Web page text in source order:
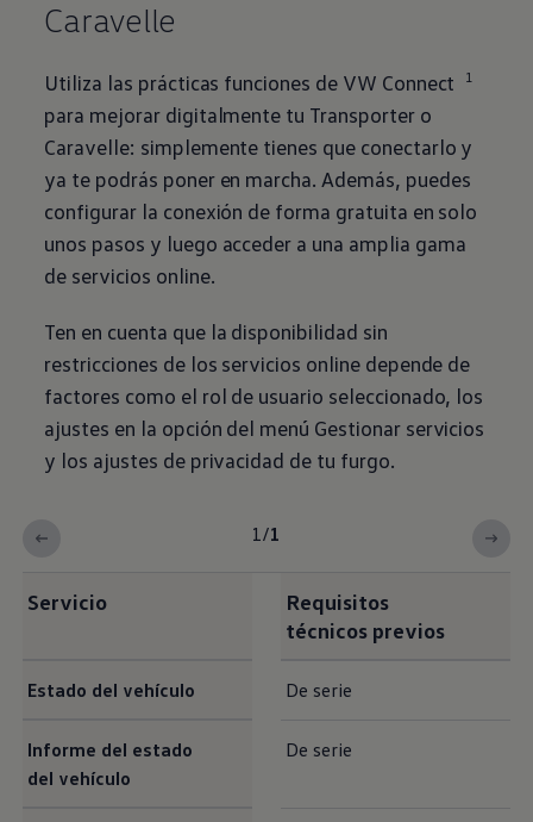
Caravelle
Utiliza las prácticas funciones de VW Connect 1
para mejorar digitalmente tu Transportero
Caravelle: simplemente tienes que conectarlo y
ya te podrás poner en marcha. Además, puedes
configurar la conexión de forma gratuita en solo
unos pasos y luego acceder a una amplia gama
de servicios online.
Ten en cuenta que la disponibilidad sin
restricciones de los servicios online depende de
factores como el rol de usuario seleccionado, los
ajustes en la opción del menú Gestionar servicios
y los ajustes de privacidad de tu furgo.
1/1
Servicio
Requisitos
técnicos previos
Estado del vehículo De serie
Informe del estado
del vehículo
De serie